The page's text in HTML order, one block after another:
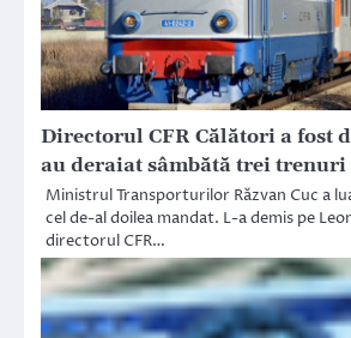
Directorul CFR Călători a fost
au deraiat sâmbătă trei trenuri
Ministrul Transporturilor Răzvan Cuc a
cel de-al doilea mandat. L-a demis pe
directorul CFR…